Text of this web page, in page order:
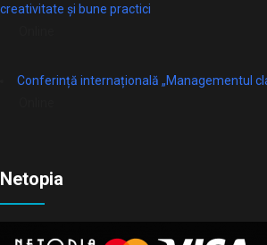
creativitate și bune practici
Conferință internațională „Managementul
Netopia